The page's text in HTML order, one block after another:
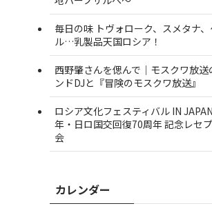
毎日の味 トヴォローク、スメタナ
ル…乳製品天国ロシア！
西野肇さんを偲んで｜モスクワ放送
ンドDJと『冒険のモスクワ放送』
ロシア文化フェスティバル IN
年・日ロ国交回復70周年 記念レセ
会
カレンダー